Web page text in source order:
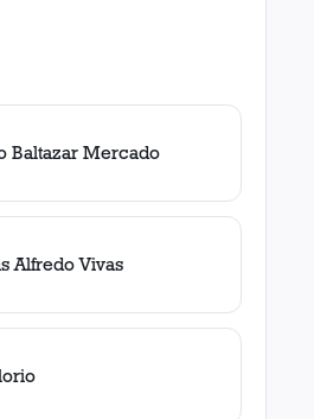
Baltazar Mercado
Alfredo Vivas